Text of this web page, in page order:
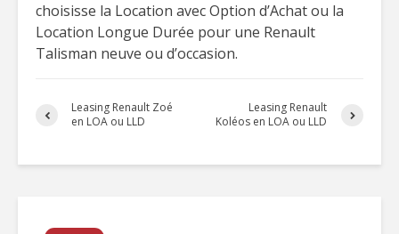
choisisse la Location avec Option d’Achat ou la
Location Longue Durée pour une Renault
Talisman neuve ou d’occasion.
Leasing Renault Zoé
en LOA ou LLD
Leasing Renault
Koléos en LOA ou LLD